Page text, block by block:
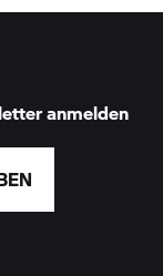
anmelden